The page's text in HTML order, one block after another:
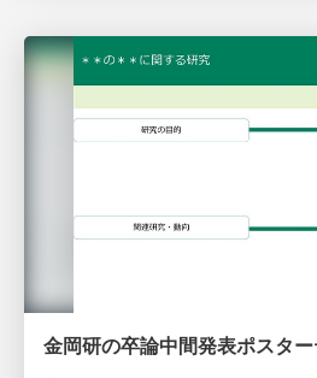
金岡研の卒論中間発表ポスタ